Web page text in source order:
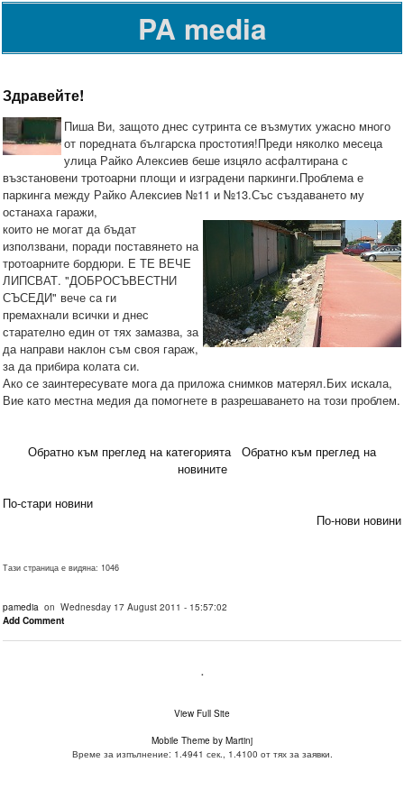
PA media
Здравейте!
Пиша Ви, защото днес сутринта се възмутих ужасно много
от поредната българска простотия!Преди няколко месеца
улица Райко Алексиев беше изцяло асфалтирана с
възстановени тротоарни площи и изградени паркинги.Проблема е
паркинга между Райко Алексиев №11 и №13.Със създаването му
останаха гаражи,
които не могат да бъдат
използвани, поради поставянето на
тротоарните бордюри. Е ТЕ ВЕЧЕ
ЛИПСВАТ. "ДОБРОСЪВЕСТНИ
СЪСЕДИ" вече са ги
премахнали всички и днес
старателно един от тях замазва, за
да направи наклон съм своя гараж,
за да прибира колата си.
Ако се заинтересувате мога да приложа снимков матерял.Бих искала,
Вие като местна медия да помогнете в разрешаването на този проблем.
Обратно към преглед на категорията
Обратно към преглед на
новините
По-стари новини
По-нови новини
Тази страница е видяна: 1046
pamedia on Wednesday 17 August 2011 - 15:57:02
Add Comment
.
View Full Site
Mobile Theme by Martinj
Време за изпълнение: 1.4941 сек., 1.4100 от тях за заявки.